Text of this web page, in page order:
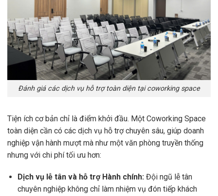
Đánh giá các dịch vụ hỗ trợ toàn diện tại coworking space
Tiện ích cơ bản chỉ là điểm khởi đầu. Một Coworking Space
toàn diện cần có các dịch vụ hỗ trợ chuyên sâu, giúp doanh
nghiệp vận hành mượt mà như một văn phòng truyền thống
nhưng với chi phí tối ưu hơn:
Dịch vụ lễ tân và hỗ trợ Hành chính:Đội ngũ lễ tân
chuyên nghiệp không chỉ làm nhiệm vụ đón tiếp khách